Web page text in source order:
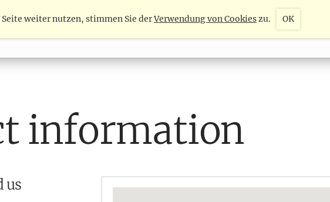
information
us
Seite weiter nutzen, stimmen Sie derVerwendung von Cookieszu. OK